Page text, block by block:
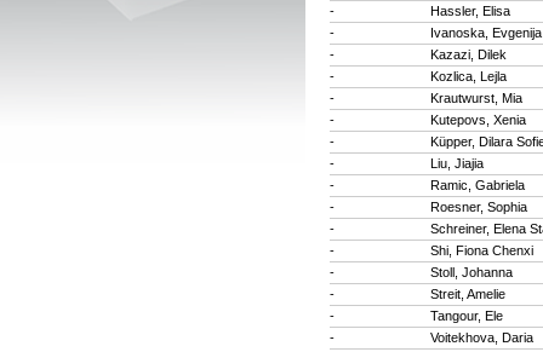
-
Hassler, Elisa
-
Ivanoska, Evgenija
-
Kazazi, Dilek
-
Kozlica, Lejla
-
Krautwurst, Mia
-
Kutepovs, Xenia
-
Küpper, Dilara
-
Liu, Jiajia
-
Ramic, Gabriela
-
Roesner, Sophia
-
Schreiner, Elena
-
Shi, Fiona Chenxi
-
Stoll, Johanna
-
Streit, Amelie
-
Tangour, Ele
-
Voitekhova, Daria